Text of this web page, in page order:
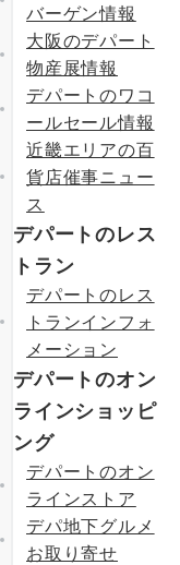
バーゲン情報
大阪のデパート
物産展情報
デパートのワコ
ールセール情報
近畿エリアの百
貨店催事ニュー
ス
デパートのレス
トラン
デパートのレス
トランインフォ
メーション
デパートのオン
ラインショッピ
ング
デパートのオン
ラインストア
デパ地下グルメ
お取り寄せ